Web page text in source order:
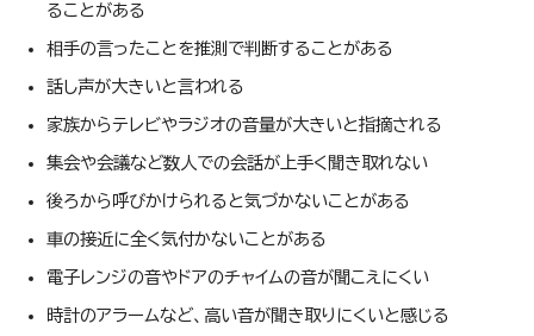
ることがある
相手の言ったことを推測で判断することがある
話し声が大きいと言われる
家族からテレビやラジオの音量が大きいと指摘される
集会や会議など数人での会話が上手く聞き取れない
後ろから呼びかけられると気づかないことがある
車の接近に全く気付かないことがある
電子レンジの音やドアのチャイムの音が聞こえにくい
時計のアラームなど、高い音が聞き取りにくいと感じる